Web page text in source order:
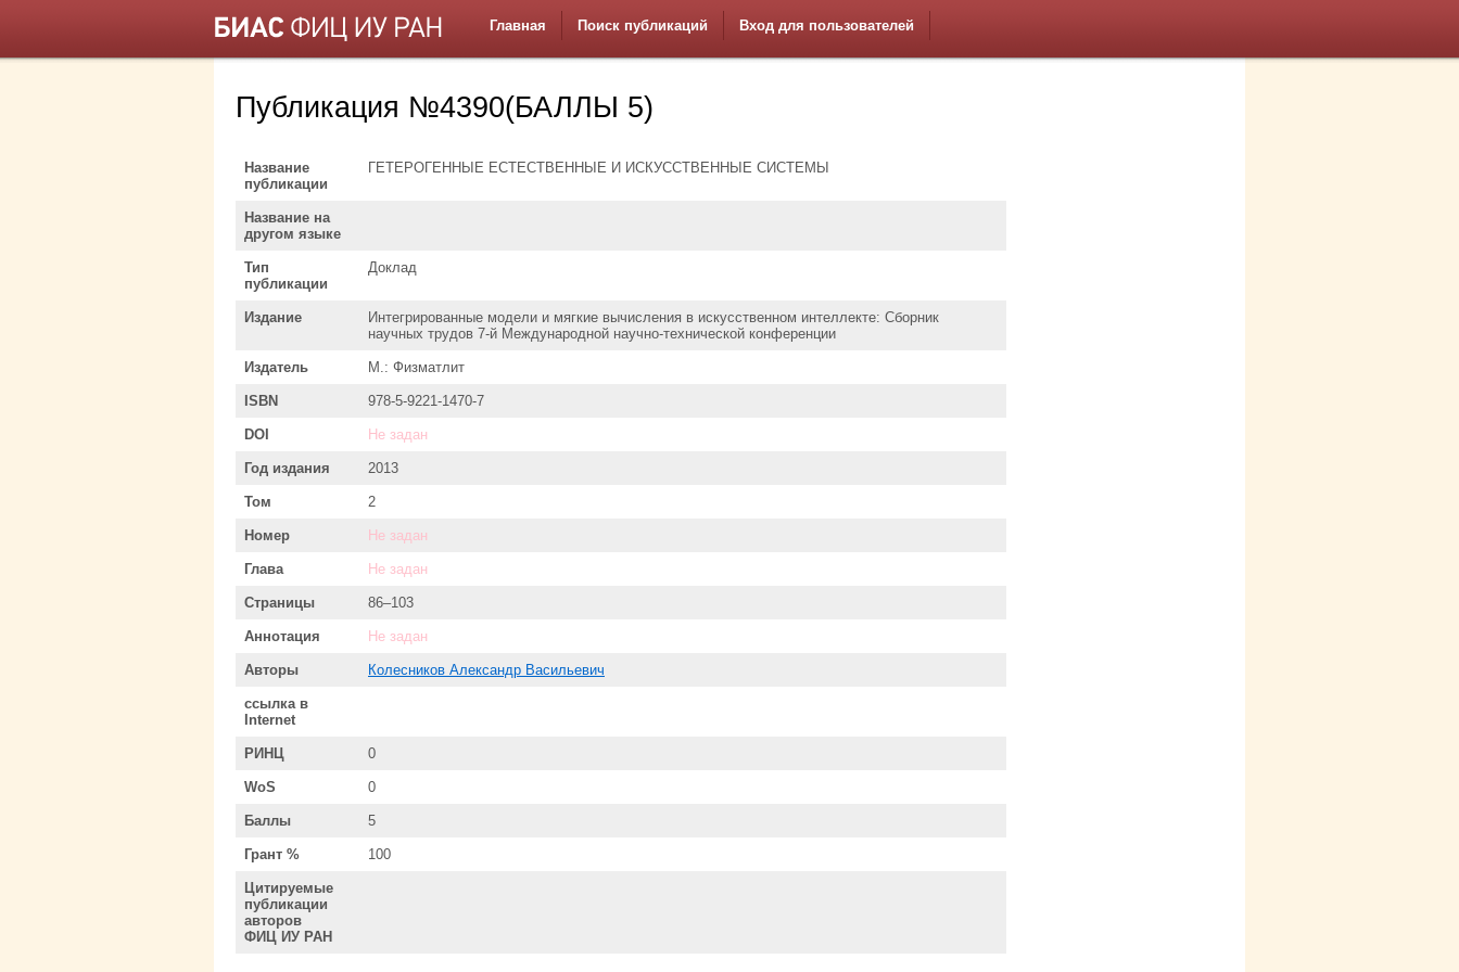
Главная Поиск публикаций Вход для пользователей
Публикация №4390(БАЛЛЫ 5)
Название
публикации
ГЕТЕРОГЕННЫЕ ЕСТЕСТВЕННЫЕ И ИСКУССТВЕННЫЕ СИСТЕМЫ
Название на
другом языке
Тип
публикации
Доклад
Издание
Интегрированные модели и мягкие вычисления в искусственном интеллекте: Сборник
научных трудов 7-й Международной научно-технической конференции
Издатель М.: Физматлит
ISBN 978-5-9221-1470-7
DOI Не задан
Год издания 2013
Том 2
Номер Не задан
Глава Не задан
Страницы 86–103
Аннотация Не задан
Авторы Колесников Александр Васильевич
ссылка в
Internet
РИНЦ 0
WoS 0
Баллы 5
Грант % 100
Цитируемые
публикации
авторов
ФИЦ ИУ РАН